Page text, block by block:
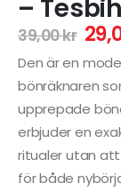
– Tesbih
39,00kr
Den är en
bönräknaren
upprepade
erbjuder en
ritualer utan
för både